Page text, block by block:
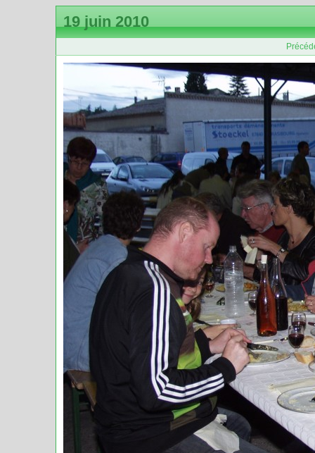
19 juin 2010